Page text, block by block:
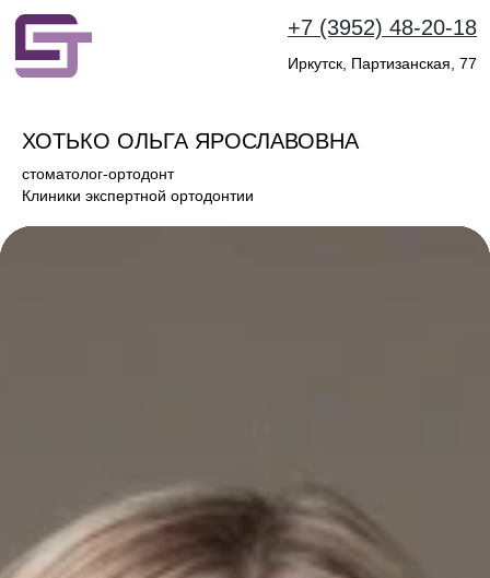
+7 (3952) 48-20-18
ХОТЬКО ОЛЬГА ЯРОСЛАВОВНА
стоматолог-ортодонт
Клиники экспертной ортодонтии